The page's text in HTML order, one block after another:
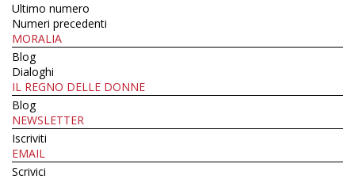
Ultimo numero
Numeri precedenti
MORALIA
Blog
Dialoghi
IL REGNO DELLE DONNE
Blog
NEWSLETTER
Iscriviti
EMAIL
Scrivici